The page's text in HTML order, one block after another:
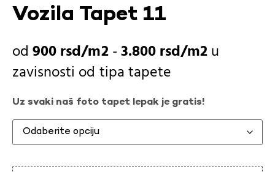
Vozila Tapet 11
900rsd -3.800rsd
u
zavisnosti od tipa tapete
Uz svaki naš foto tapet lepak je gratis!